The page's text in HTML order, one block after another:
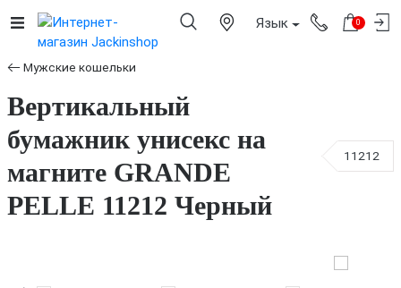
Язык 0
Мужские кошельки
Вертикальный
бумажник унисекс на
магните GRANDE
PELLE 11212 Черный
11212